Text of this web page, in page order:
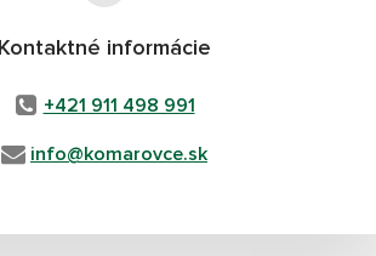
Kontaktné informácie
+421 911 498 991
info@komarovce.sk